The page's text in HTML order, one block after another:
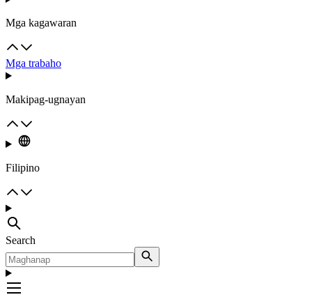
Mga kagawaran
Mga trabaho
Makipag-ugnayan
Filipino
Search